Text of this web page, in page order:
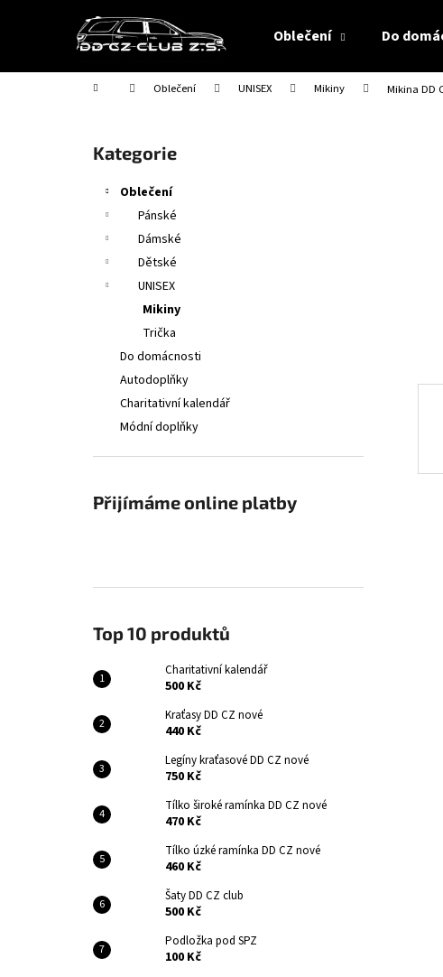
Oblečení Do
Domů Oblečení UNISEX Mikiny Mikina DD
Přeskočit
kategorie
Kategorie
Oblečení
Pánské
Dámské
Dětské
UNISEX
Mikiny
Trička
Do domácnosti
Autodoplňky
Charitativní kalendář
Módní doplňky
Přijímáme online platby
Top 10 produktů
Charitativní kalendář
500 Kč
Kraťasy DD CZ nové
440 Kč
Legíny kraťasové DD CZ nové
750 Kč
Tílko široké ramínka DD CZ nové
470 Kč
Tílko úzké ramínka DD CZ nové
460 Kč
Šaty DD CZ club
500 Kč
Podložka pod SPZ
100 Kč
í
Zpět
do
Zpět
do
CHARITATIVNÍ KALENDÁŘ
500 Kč